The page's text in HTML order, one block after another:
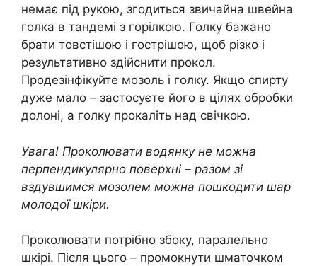
немає під рукою, згодиться звичайна швейна
голка в тандемі з горілкою. Голку бажано
брати товстішою і гострішою, щоб різко і
результативно здійснити прокол.
Продезінфікуйте мозоль і голку. Якщо спирту
дуже мало – застосуєте його в цілях обробки
долоні, а голку прокаліть над свічкою.
Увага! Проколювати водянку не можна
перпендикулярно поверхні – разом зі
вздувшимся мозолем можна пошкодити шар
молодої шкіри.
Проколювати потрібно збоку, паралельно
шкірі. Після цього – промокнути шматочком